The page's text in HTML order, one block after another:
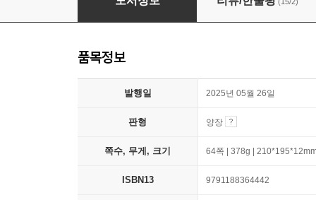
품목정보
발행일 2025년 05월 26일
판형 양장
쪽수, 무게, 크기 64쪽 | 378g |
ISBN13 9791188364442